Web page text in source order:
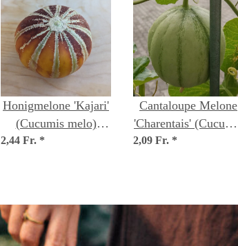
Honigmelone 'Kajari'
(Cucumis melo)
Samen
2,44 Fr. *
Cantaloupe Melone
'Charentais' (Cucumis
melo) Samen
2,09 Fr. *